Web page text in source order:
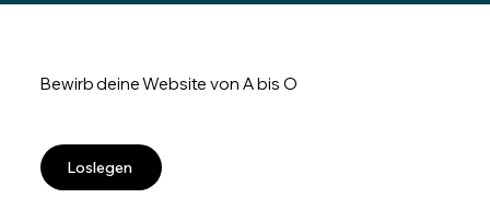
Bewirb deine Website von A bis O
Loslegen